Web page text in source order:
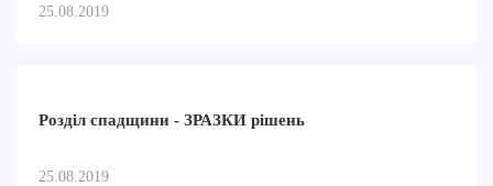
25.08.2019
Розділ спадщини - ЗРАЗКИ рішень
25.08.2019